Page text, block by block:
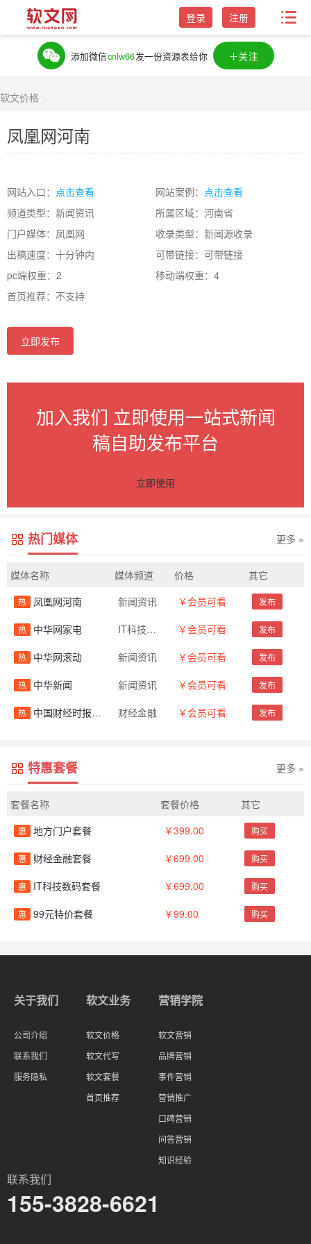
登录 注册
添加微信cnlw66发一份资源表给你 ＋关注
软文价格 >
凤凰网河南
网站入口： 点击查看 网站案例： 点击查看
频道类型：新闻资讯
所属区域：河南省
门户媒体：凤凰网
收录类型：新闻源收录
出稿速度：十分钟内
可带链接：可带链接
pc端权重：2
移动端权重：4
首页推荐：不支持
立即发布
加入我们 立即使用一站式新闻
稿自助发布平台
立即使用
热门媒体 更多 »
媒体名称 媒体频道 价格 其它
热 凤凰网河南 新闻资讯 ￥会员可看 发布
热 中华网家电 IT科技数码 ￥会员可看 发布
热 中华网滚动 新闻资讯 ￥会员可看 发布
热 中华新闻 新闻资讯 ￥会员可看 发布
热 中国财经时报网-新闻源 财经金融 ￥会员可看 发布
特惠套餐 更多 »
套餐名称 套餐价格 其它
惠 地方门户套餐 ￥399.00 购买
惠 财经金融套餐 ￥699.00 购买
惠 IT科技数码套餐 ￥699.00 购买
惠 99元特价套餐 ￥99.00 购买
关于我们
公司介绍
联系我们
服务隐私
软文业务
软文价格
软文代写
软文套餐
首页推荐
营销学院
软文营销
品牌营销
事件营销
营销推广
口碑营销
问答营销
知识经验
联系我们
155-3828-6621